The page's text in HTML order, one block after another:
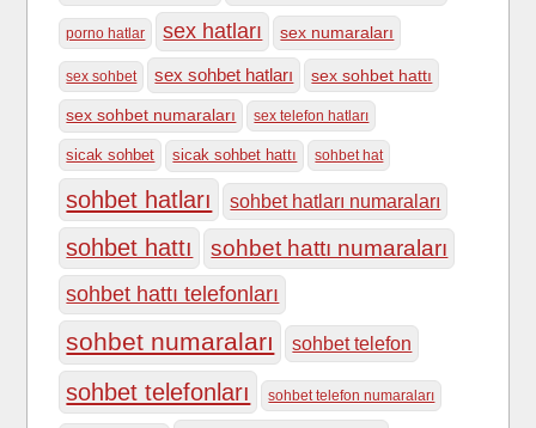
porno hatlar sex hatları sex numaraları
sex sohbet sex sohbet hatları sex sohbet hattı
sex sohbet numaraları sex telefon hatları
sicak sohbet sicak sohbet hattı sohbet hat
sohbet hatları sohbet hatları numaraları
sohbet hattı sohbet hattı numaraları
sohbet hattı telefonları
sohbet numaraları sohbet telefon
sohbet telefonları sohbet telefon numaraları